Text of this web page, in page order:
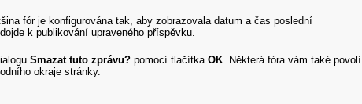
fór je konfigurována tak, aby zobrazovala datum a čas poslední
k publikování upraveného příspěvku.
Smazat tuto zprávu? pomocí tlačítkaOK . Některá fóra vám také povolí
okraje stránky.